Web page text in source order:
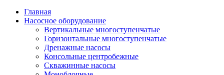
Главная
Насосное оборудование
Вертикальные многоступенчатые
Горизонтальные многоступенчатые
Дренажные насосы
Консольные центробежные
Скважинные насосы